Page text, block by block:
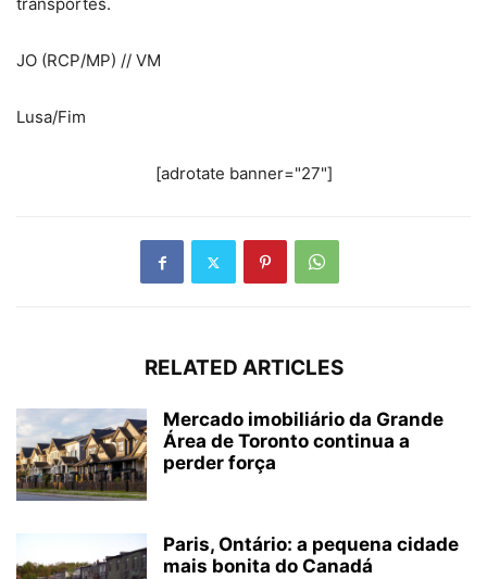
JO (RCP/MP) // VM
Lusa/Fim
[adrotate banner="27"]
RELATED ARTICLES
Mercado imobiliário da Grande
Área de Toronto continua a
perder força
Paris, Ontário: a pequena cidade
mais bonita do Canadá